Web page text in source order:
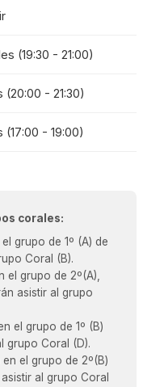
(19:30 - 21:00)
(20:00 - 21:30)
(17:00 - 19:00)
corales:
grupo de 1º (A) de
Coral (B).
el grupo de 2º(A),
asistir al grupo
el grupo de 1º (B)
grupo Coral (D).
el grupo de 2º(B)
al grupo Coral